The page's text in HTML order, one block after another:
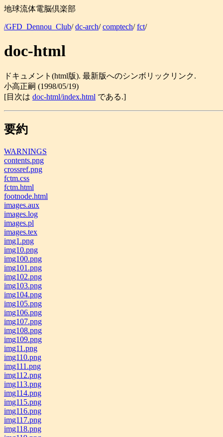
地球流体電脳倶楽部
/GFD_Dennou_Club/dc-arch/comptech/fct/
doc-html
ドキュメント(html版). 最新版へのシンボリックリンク.
小高正嗣 (1998/05/19)
[目次は doc-html/index.html である.]
要約
WARNINGS
contents.png
crossref.png
fctm.css
fctm.html
footnode.html
images.aux
images.log
images.pl
images.tex
img1.png
img10.png
img100.png
img101.png
img102.png
img103.png
img104.png
img105.png
img106.png
img107.png
img108.png
img109.png
img11.png
img110.png
img111.png
img112.png
img113.png
img114.png
img115.png
img116.png
img117.png
img118.png